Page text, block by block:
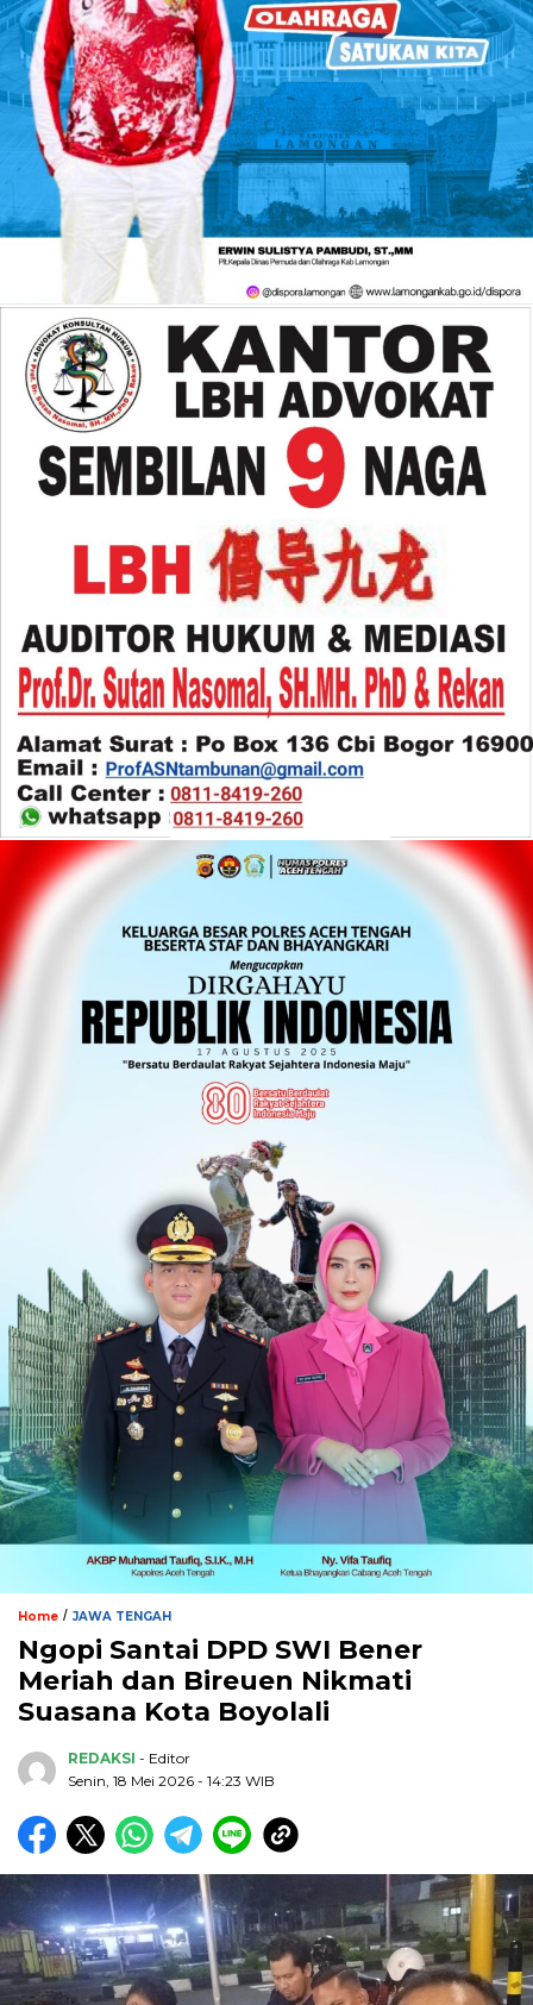
Home / JAWA TENGAH
Ngopi Santai DPD SWI Bener
Meriah dan Bireuen Nikmati
Suasana Kota Boyolali
REDAKSI - Editor
Senin, 18 Mei 2026 - 14:23 WIB